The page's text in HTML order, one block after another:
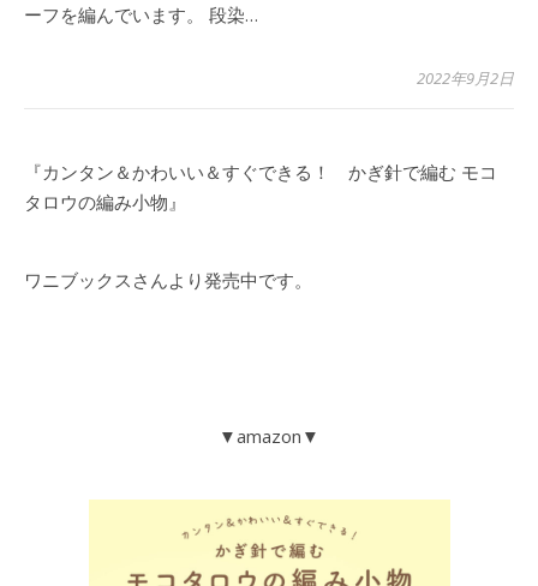
ーフを編んでいます。 段染…
2022年9月2日
『カンタン＆かわいい＆すぐできる！ かぎ針で編む モコ
タロウの編み小物』
ワニブックスさんより発売中です。
▼amazon▼